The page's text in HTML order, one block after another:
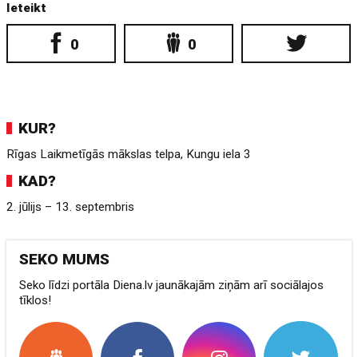
Ieteikt
0 0
KUR?
Rīgas Laikmetīgās mākslas telpa, Kungu iela 3
KAD?
2. jūlijs – 13. septembris
SEKO MUMS
Seko līdzi portāla Diena.lv jaunākajām ziņām arī sociālajos
tīklos!